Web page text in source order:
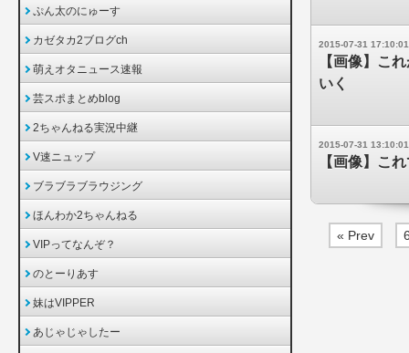
2015-07-31 17:10:01
【画像】こ
いく
2015-07-31 13:10:01
【画像】こ
« Prev
ぷん太のにゅーす
カゼタカ2ブログch
萌えオタニュース速報
芸スポまとめblog
2ちゃんねる実況中継
V速ニュップ
ブラブラブラウジング
ほんわか2ちゃんねる
VIPってなんぞ？
のとーりあす
妹はVIPPER
あじゃじゃしたー